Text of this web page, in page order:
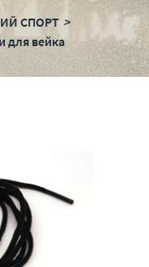
СПОРТ
для вейка